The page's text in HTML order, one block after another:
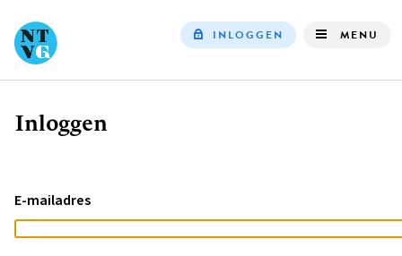
INLOGGEN MENU
Kruimelpad
Inloggen
E-mailadres